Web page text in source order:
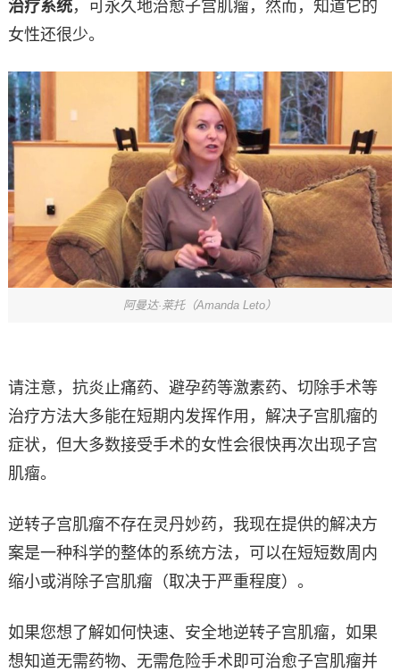
治疗系统，可永久地治愈子宫肌瘤，然而，知道它的
女性还很少。
阿曼达·莱托（Amanda Leto）
请注意，抗炎止痛药、避孕药等激素药、切除手术等
治疗方法大多能在短期内发挥作用，解决子宫肌瘤的
症状，但大多数接受手术的女性会很快再次出现子宫
肌瘤。
逆转子宫肌瘤不存在灵丹妙药，我现在提供的解决方
案是一种科学的整体的系统方法，可以在短短数周内
缩小或消除子宫肌瘤（取决于严重程度）。
如果您想了解如何快速、安全地逆转子宫肌瘤，如果
想知道无需药物、无需危险手术即可治愈子宫肌瘤并